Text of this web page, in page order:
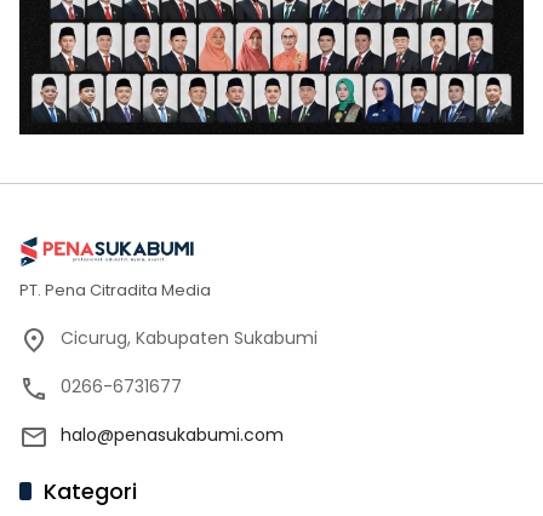
PT. Pena Citradita Media
Cicurug, Kabupaten Sukabumi
0266-6731677
halo@penasukabumi.com
Kategori